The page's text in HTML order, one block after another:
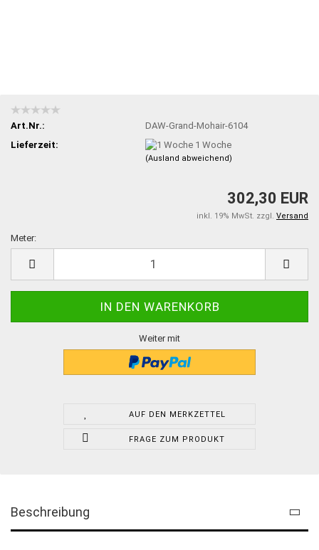
Art.Nr.:
DAW-Grand-Mohair-6104
Lieferzeit:
1 Woche
(Ausland abweichend)
302,30 EUR
inkl. 19% MwSt. zzgl. Versand
Meter:
Weiter mit
AUF DEN MERKZETTEL
FRAGE ZUM PRODUKT
Beschreibung